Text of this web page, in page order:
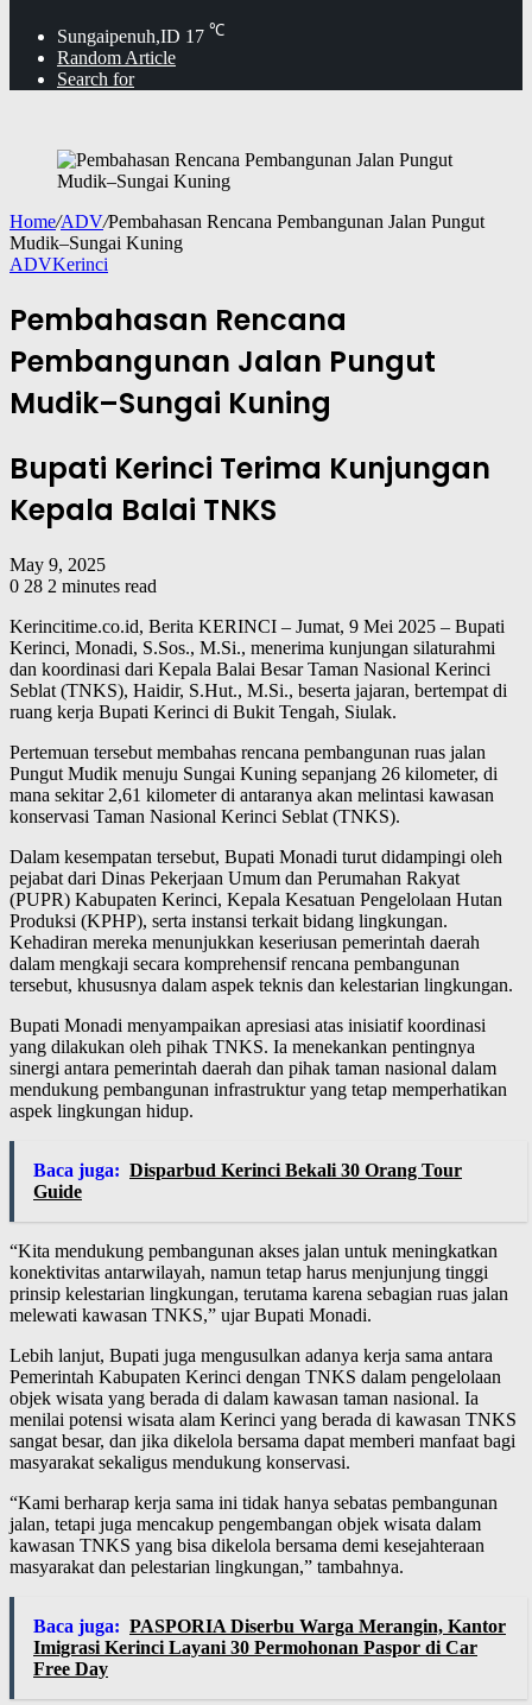
Sungaipenuh,ID 17 ℃
Random Article
Search for
Home/ADV/Pembahasan Rencana Pembangunan Jalan Pungut
Mudik–Sungai Kuning
ADVKerinci
Pembahasan Rencana
Pembangunan Jalan Pungut
Mudik–Sungai Kuning
Bupati Kerinci Terima Kunjungan
Kepala Balai TNKS
May 9, 2025
0 28 2 minutes read
Kerincitime.co.id, Berita KERINCI – Jumat, 9 Mei 2025 – Bupati
Kerinci, Monadi, S.Sos., M.Si., menerima kunjungan silaturahmi
dan koordinasi dari Kepala Balai Besar Taman Nasional Kerinci
Seblat (TNKS), Haidir, S.Hut., M.Si., beserta jajaran, bertempat di
ruang kerja Bupati Kerinci di Bukit Tengah, Siulak.
Pertemuan tersebut membahas rencana pembangunan ruas jalan
Pungut Mudik menuju Sungai Kuning sepanjang 26 kilometer, di
mana sekitar 2,61 kilometer di antaranya akan melintasi kawasan
konservasi Taman Nasional Kerinci Seblat (TNKS).
Dalam kesempatan tersebut, Bupati Monadi turut didampingi oleh
pejabat dari Dinas Pekerjaan Umum dan Perumahan Rakyat
(PUPR) Kabupaten Kerinci, Kepala Kesatuan Pengelolaan Hutan
Produksi (KPHP), serta instansi terkait bidang lingkungan.
Kehadiran mereka menunjukkan keseriusan pemerintah daerah
dalam mengkaji secara komprehensif rencana pembangunan
tersebut, khususnya dalam aspek teknis dan kelestarian lingkungan.
Bupati Monadi menyampaikan apresiasi atas inisiatif koordinasi
yang dilakukan oleh pihak TNKS. Ia menekankan pentingnya
sinergi antara pemerintah daerah dan pihak taman nasional dalam
mendukung pembangunan infrastruktur yang tetap memperhatikan
aspek lingkungan hidup.
Baca juga: Disparbud Kerinci Bekali 30 Orang Tour
Guide
“Kita mendukung pembangunan akses jalan untuk meningkatkan
konektivitas antarwilayah, namun tetap harus menjunjung tinggi
prinsip kelestarian lingkungan, terutama karena sebagian ruas jalan
melewati kawasan TNKS,” ujar Bupati Monadi.
Lebih lanjut, Bupati juga mengusulkan adanya kerja sama antara
Pemerintah Kabupaten Kerinci dengan TNKS dalam pengelolaan
objek wisata yang berada di dalam kawasan taman nasional. Ia
menilai potensi wisata alam Kerinci yang berada di kawasan TNKS
sangat besar, dan jika dikelola bersama dapat memberi manfaat bagi
masyarakat sekaligus mendukung konservasi.
“Kami berharap kerja sama ini tidak hanya sebatas pembangunan
jalan, tetapi juga mencakup pengembangan objek wisata dalam
kawasan TNKS yang bisa dikelola bersama demi kesejahteraan
masyarakat dan pelestarian lingkungan,” tambahnya.
Baca juga: PASPORIA Diserbu Warga Merangin, Kantor
Imigrasi Kerinci Layani 30 Permohonan Paspor di Car
Free Day